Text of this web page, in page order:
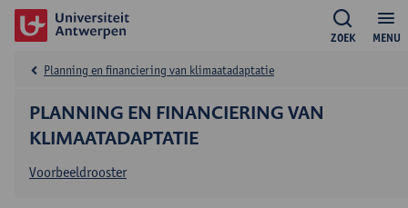
MENU
ZOEK
PLANNING EN FINANCIERING VAN
KLIMAATADAPTATIE
Planning en financiering van klimaatadaptatie
Voorbeeldrooster